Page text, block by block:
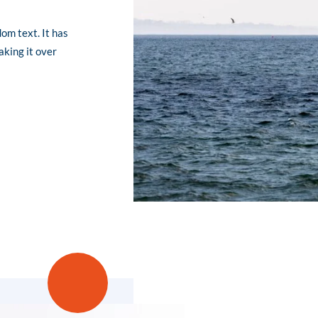
text. It has
it over